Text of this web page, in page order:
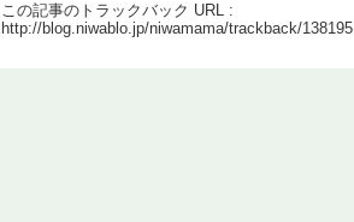
この記事のトラックバック URL :
http://blog.niwablo.jp/niwamama/trackback/138195